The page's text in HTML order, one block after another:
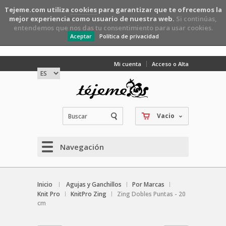
Tejeme.com utiliza cookiespara garantizar que te ofrecemos la
mejor experiencia como usuario de nuestra web. Si continúas,
entendemos que nos das tu consentimiento para usar cookies.
Aceptar Política de privacidad
Mi cuenta Acceso o Alta
Vacio
Navegación
Inicio Agujas y Ganchillos
Por Marcas
Knit Pro
KnitPro Zing
Zing Dobles Puntas - 20
cm